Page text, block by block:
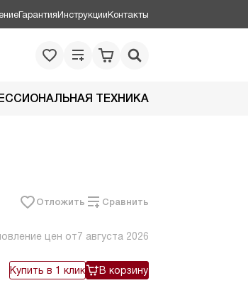
ГарантияИнструкцииКонтакты
ТЕХНИКА
Отложить Сравнить
цен от7 августа 2026
Купить в 1 клик В корзину